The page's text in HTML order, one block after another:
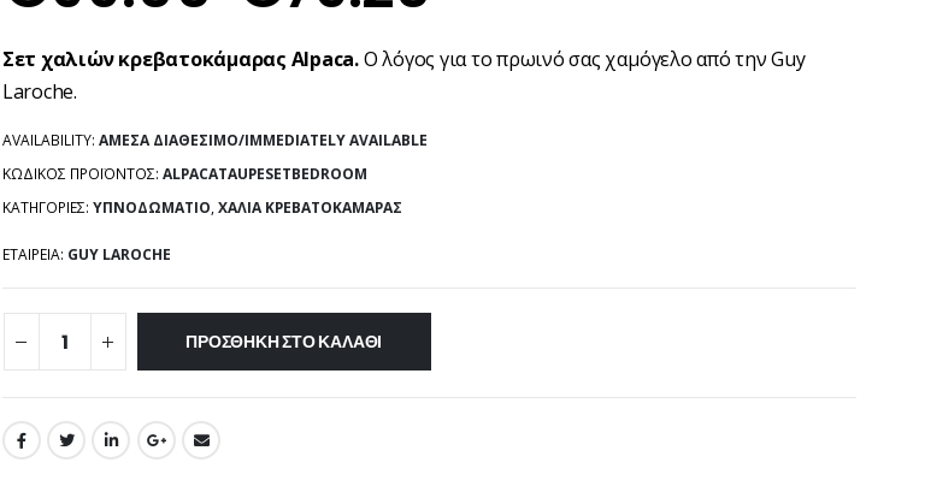
Σετ χαλιών κρεβατοκάμαρας Alpaca.Ο λόγος για το πρωινό σας χαμόγελο από την Guy
Laroche.
AVAILABILITY: ΆΜΕΣΑ ΔΙΑΘΈΣΙΜΟ/IMMEDIATELY AVAILABLE
ΚΩΔΙΚΌΣ ΠΡΟΪΌΝΤΟΣ: ALPACATAUPESETBEDROOM
ΚΑΤΗΓΟΡΊΕΣ: ΥΠΝΟΔΩΜΆΤΙΟ,ΧΑΛΊΑ ΚΡΕΒΑΤΟΚΆΜΑΡΑΣ
ΕΤΑΙΡΕΊΑ: GUY LAROCHE
ΠΡΟΣΘΉΚΗ ΣΤΟ ΚΑΛΆΘΙ